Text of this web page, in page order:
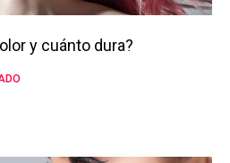
y cuánto dura?